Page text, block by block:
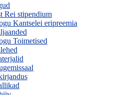
Rei stipendium
Kantselei eripreemia
Toimetised